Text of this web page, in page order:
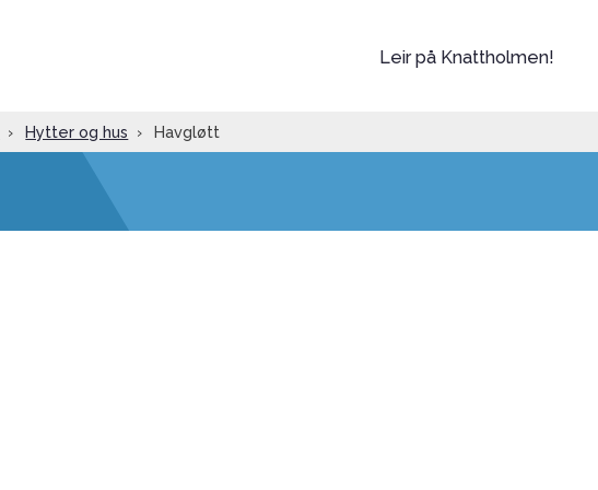
Leir på Knattholmen!
› Hytter og hus › Havgløtt